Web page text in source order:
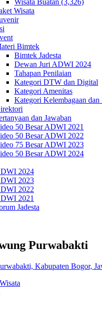
Wisata Buatan (3,326)
Wisata
Bimtek
Bimtek Jadesta
Dewan Juri ADWI 2024
Tahapan Penilaian
Kategori DTW dan Digital
Kategori Amenitas
Kategori Kelembagaan dan
dan Jawaban
50 Besar ADWI 2021
50 Besar ADWI 2022
75 Besar ADWI 2023
50 Besar ADWI 2024
2024
2023
2022
2021
Jadesta
Purwabakti
Kabupaten Bogor,